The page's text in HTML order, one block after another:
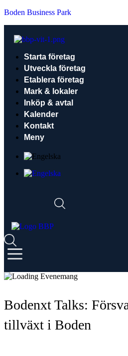
Boden Business Park
Starta företag
Utveckla företag
Etablera företag
Mark & lokaler
Inköp & avtal
Kalender
Kontakt
Meny
Bodenxt Talks:
tillväxt i Boden